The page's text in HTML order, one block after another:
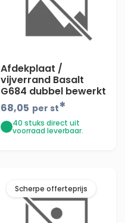
Afdekplaat /
vijverrand Basalt
G684 dubbel bewerkt
100x30x3 cm
68,05 per st*
40 stuks direct uit
voorraad leverbaar.
Scherpe offerteprijs